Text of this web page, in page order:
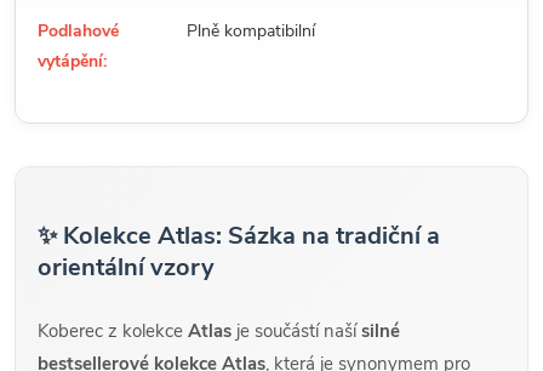
Podlahové
vytápění:
Plně kompatibilní
✨ Kolekce Atlas: Sázka na tradiční a
orientální vzory
Koberec z kolekce Atlas je součástí našísilné
bestsellerové kolekce Atlas, která je synonymem pro